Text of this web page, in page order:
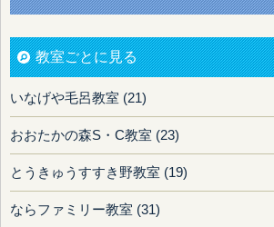
教室ごとに見る
いなげや毛呂教室 (21)
おおたかの森S・C教室 (23)
とうきゅうすすき野教室 (19)
ならファミリー教室 (31)